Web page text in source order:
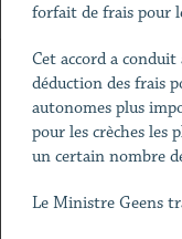
forfait de frais pour
Cet accord a
déduction des frais
autonomes plus
pour les crèches les
un certain nombre
Le Ministre Geens